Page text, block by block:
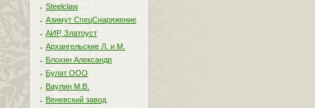
Steelclaw
Азимут СпецСнаряжение
АИР, Златоуст
Архангельские Л. и М.
Блохин Александр
Булат ООО
Ваулин М.В.
Веневский завод